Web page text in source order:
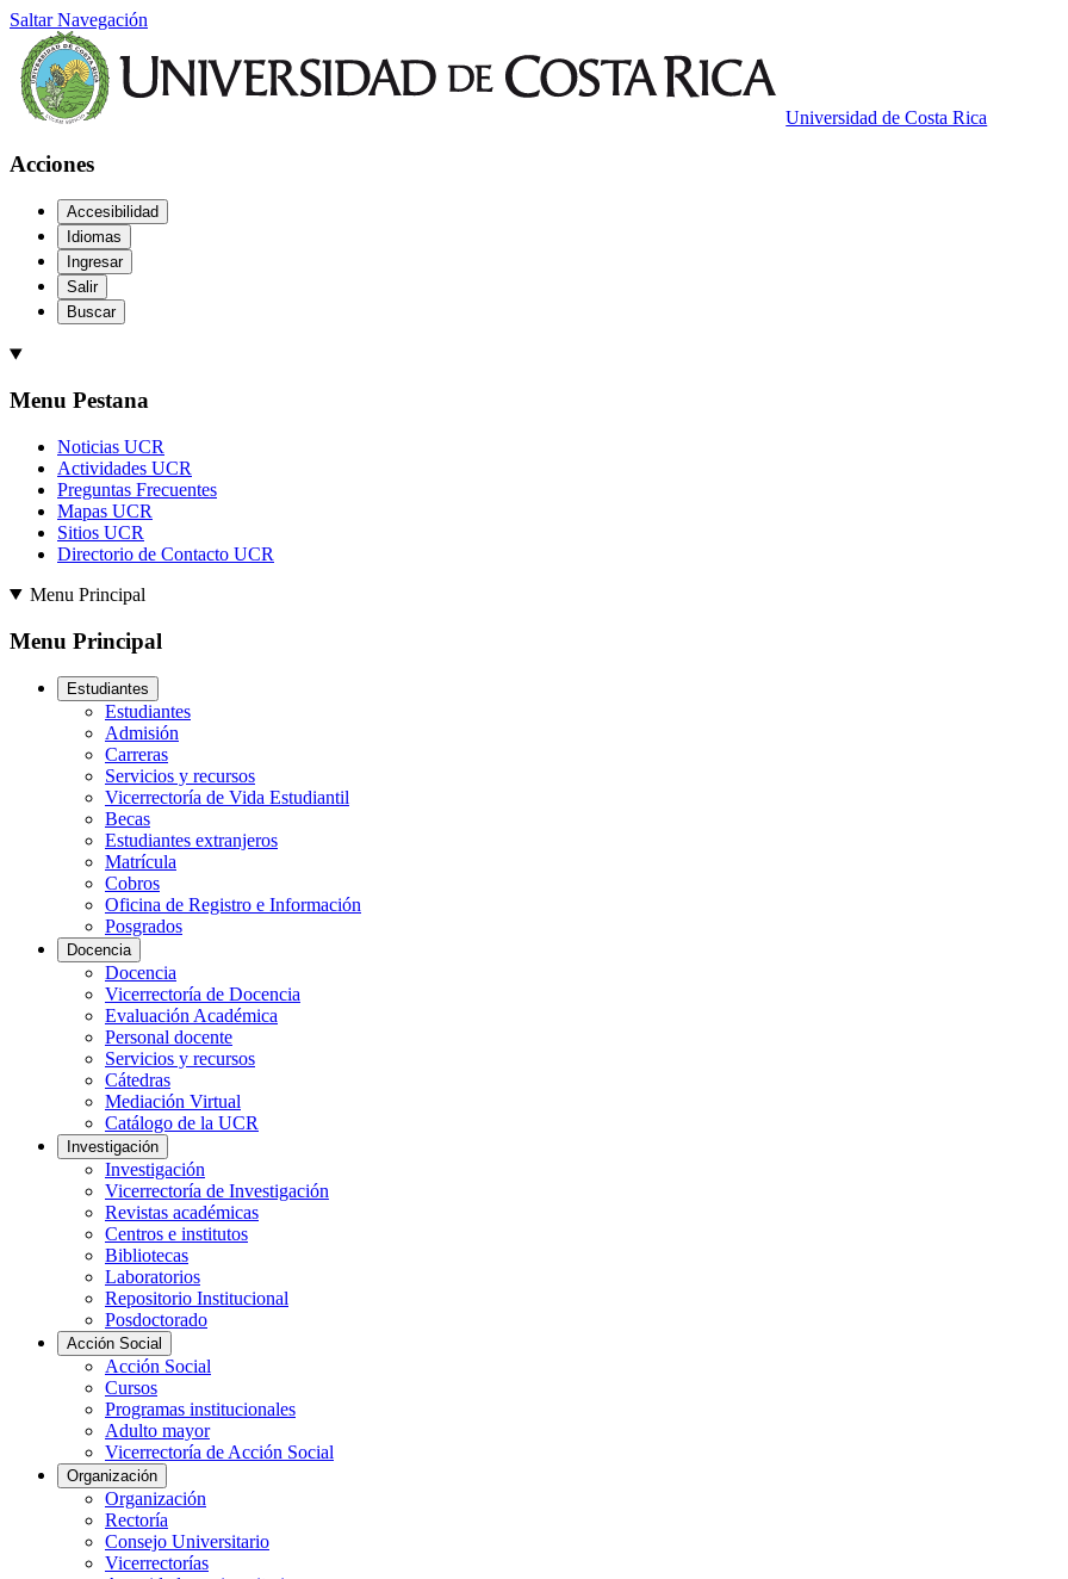
Saltar Navegación
Universidad de Costa Rica
Acciones
Accesibilidad
Idiomas
Ingresar
Salir
Buscar
Menu Pestana
Noticias UCR
Actividades UCR
Preguntas Frecuentes
Mapas UCR
Sitios UCR
Directorio de Contacto UCR
Menu Principal
Menu Principal
Estudiantes
Estudiantes
Admisión
Carreras
Servicios y recursos
Vicerrectoría de Vida Estudiantil
Becas
Estudiantes extranjeros
Matrícula
Cobros
Oficina de Registro e Información
Posgrados
Docencia
Docencia
Vicerrectoría de Docencia
Evaluación Académica
Personal docente
Servicios y recursos
Cátedras
Mediación Virtual
Catálogo de la UCR
Investigación
Investigación
Vicerrectoría de Investigación
Revistas académicas
Centros e institutos
Bibliotecas
Laboratorios
Repositorio Institucional
Posdoctorado
Acción Social
Acción Social
Cursos
Programas institucionales
Adulto mayor
Vicerrectoría de Acción Social
Organización
Organización
Rectoría
Consejo Universitario
Vicerrectorías